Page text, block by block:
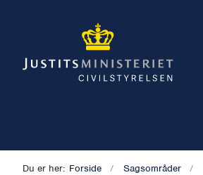
Du er her: Forside Sagsområder